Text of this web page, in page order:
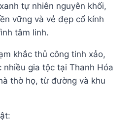
tự nhiên nguyên khối,
vững và vẻ đẹp cổ kính
tâm linh.
khắc thủ công tinh xảo,
nhiều gia tộc tại Thanh Hóa
thờ họ, từ đường và khu